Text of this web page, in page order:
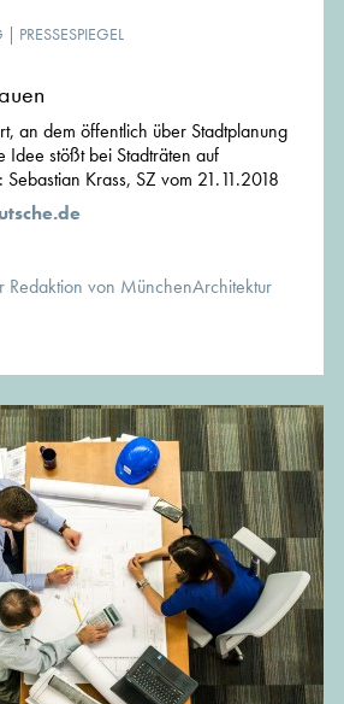
| PRESSESPIEGEL
an dem öffentlich über Stadtplanung
Idee stößt bei Stadträten auf
Krass, SZ vom 21.11.2018
Redaktion von MünchenArchitektur